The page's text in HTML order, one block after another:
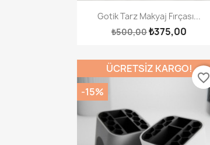
Hızlı Görünüm
Gotik Tarz Makyaj Fırçası...
₺500,00₺375,00
ÜCRETSIZ KARGO!
-15%
favorite_border